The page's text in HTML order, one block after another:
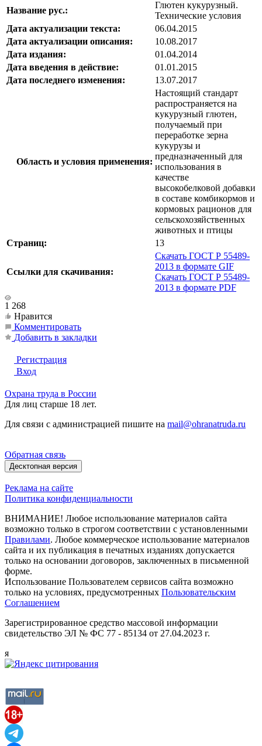
Название рус.:
Глютен кукурузный.
Технические условия
Дата актуализации текста:
06.04.2015
Дата актуализации описания:
10.08.2017
Дата издания:
01.04.2014
Дата введения в действие:
01.01.2015
Дата последнего изменения:
13.07.2017
Область и условия применения:
Настоящий стандарт
распространяется на
кукурузный глютен,
получаемый при
переработке зерна
кукурузы и
предназначенный для
использования в
качестве
высокобелковой добавки
в составе комбикормов и
кормовых рационов для
сельскохозяйственных
животных и птицы
Страниц:
13
Ссылки для скачивания:
Скачать ГОСТ Р 55489-
2013 в формате GIF
Скачать ГОСТ Р 55489-
2013 в формате PDF
1 268
Нравится
Комментировать
Добавить в закладки
Регистрация
Вход
Охрана труда в России
Для лиц старше 18 лет.
Для связи с администрацией пишите на mail@ohranatruda.ru
Обратная связь
Десктопная версия
Реклама на сайте
Политика конфиденциальности
ВНИМАНИЕ! Любое использование материалов сайта
возможно только в строгом соответствии с установленными
Правилами. Любое коммерческое использование материалов
сайта и их публикация в печатных изданиях допускается
только на основании договоров, заключенных в письменной
форме.
Использование Пользователем сервисов сайта возможно
только на условиях, предусмотренных Пользовательским
Соглашением
Зарегистрированное средство массовой информации
свидетельство ЭЛ № ФС 77 - 85134 от 27.04.2023 г.
я